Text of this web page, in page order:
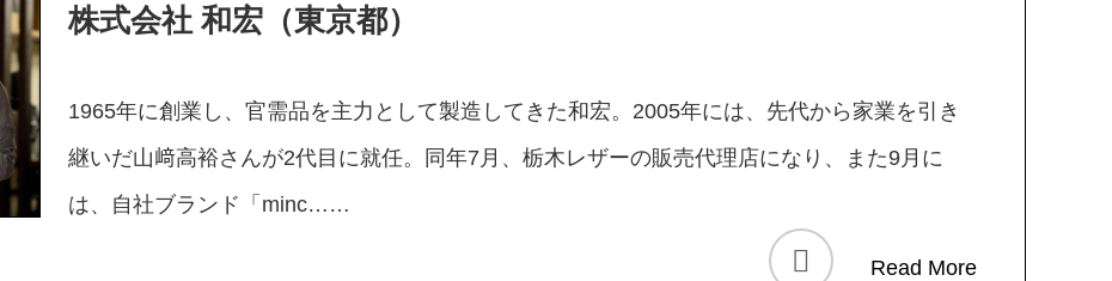
株式会社 和宏（東京都）
1965年に創業し、官需品を主力として製造してきた和宏。2005年には、先代から家業を引き
継いだ山﨑高裕さんが2代目に就任。同年7月、栃木レザーの販売代理店になり、また9月に
は、自社ブランド「minc……
Read More